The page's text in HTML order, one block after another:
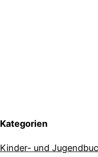
Kategorien
Kinder- und